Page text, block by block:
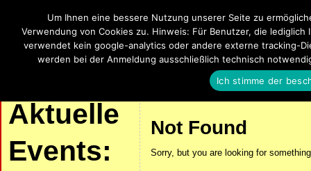
SalsaUlm
Salsa, Bachata, Kizomba, Zouk und
SALSA UND
Aktuelle
Events:
Not Found
Sorry, but you are looking for
Um Ihnen eine bessere Nutzung unserer Seite zu
Verwendung von Cookies zu. Hinweis: Für Benutzer, die
verwendet kein google-analytics oder andere externe tracking-
werden bei der Anmeldung ausschließlich technisch
Ich stimme der